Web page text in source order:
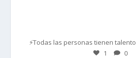
⚡Todas las personas tienen
1 0